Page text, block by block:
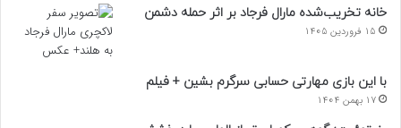
خانه تخریب‌شده مارال فرجاد بر اثر حمله دشمن
15 فروردین 1405
با این بازی مهارتی حسابی سرگرم بشین + فیلم
17 بهمن 1404